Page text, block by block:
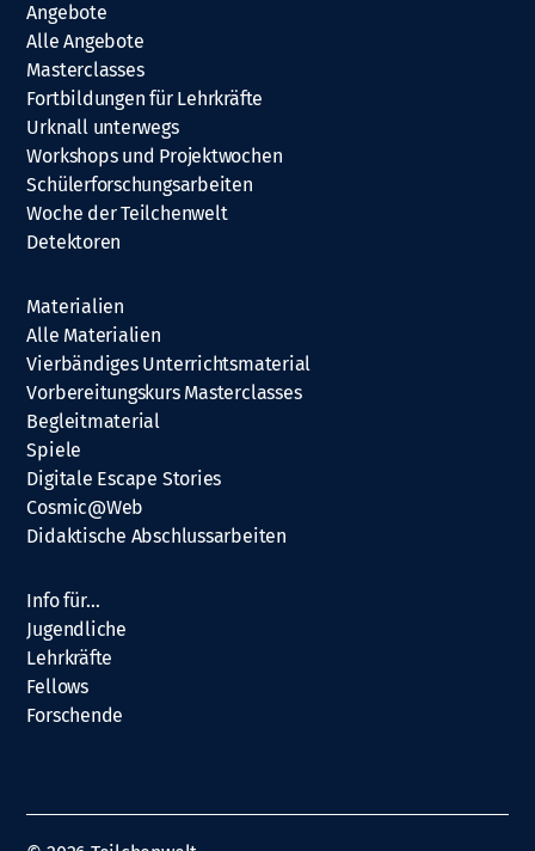
Angebote
Alle Angebote
Masterclasses
Fortbildungen für Lehrkräfte
Urknall unterwegs
Workshops und Projektwochen
Schülerforschungsarbeiten
Woche der Teilchenwelt
Detektoren
Materialien
Alle Materialien
Vierbändiges Unterrichtsmaterial
Vorbereitungskurs Masterclasses
Begleitmaterial
Spiele
Digitale Escape Stories
Cosmic@Web
Didaktische Abschlussarbeiten
Info für…
Jugendliche
Lehrkräfte
Fellows
Forschende